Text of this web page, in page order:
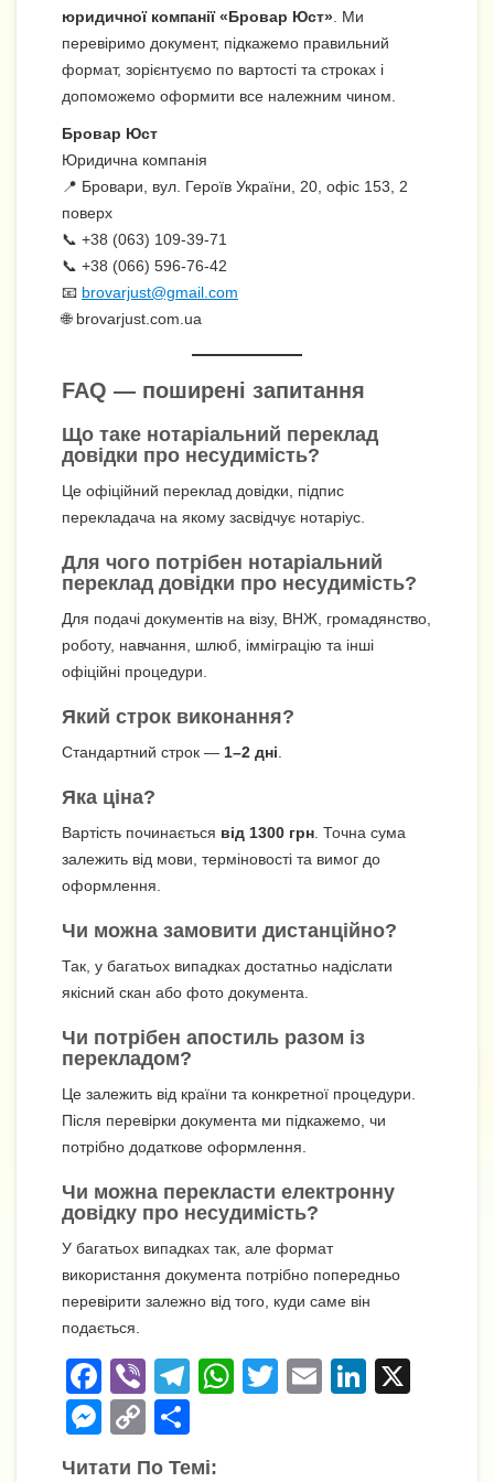
юридичної компанії «Бровар Юст» . Ми
перевіримо документ, підкажемо правильний
формат, зорієнтуємо по вартості та строках і
допоможемо оформити все належним чином.
Бровар Юст
Юридична компанія
📍 Бровари, вул. Героїв України, 20, офіс 153, 2
поверх
📞 +38 (063) 109-39-71
📞 +38 (066) 596-76-42
📧 brovarjust@gmail.com
🌐 brovarjust.com.ua
FAQ — поширені запитання
Що таке нотаріальний переклад
довідки про несудимість?
Це офіційний переклад довідки, підпис
перекладача на якому засвідчує нотаріус.
Для чого потрібен нотаріальний
переклад довідки про несудимість?
Для подачі документів на візу, ВНЖ, громадянство,
роботу, навчання, шлюб, імміграцію та інші
офіційні процедури.
Який строк виконання?
Стандартний строк — 1–2 дні
Яка ціна?
Вартість починається від 1300 грн . Точна сума
залежить від мови, терміновості та вимог до
оформлення.
Чи можна замовити дистанційно?
Так, у багатьох випадках достатньо надіслати
якісний скан або фото документа.
Чи потрібен апостиль разом із
перекладом?
Це залежить від країни та конкретної процедури.
Після перевірки документа ми підкажемо, чи
потрібно додаткове оформлення.
Чи можна перекласти електронну
довідку про несудимість?
У багатьох випадках так, але формат
використання документа потрібно попередньо
перевірити залежно від того, куди саме він
подається.
F
a
c
Vi
b
er
T
W T
E
Li
M C
o
о
Читати По Темі: